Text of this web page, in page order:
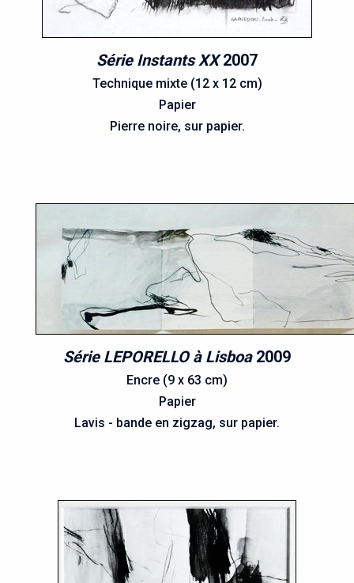
Série Instants XX2007
Technique mixte (12 x 12 cm)
Papier
Pierre noire, sur papier.
Série LEPORELLO à Lisboa2009
Encre (9 x 63 cm)
Papier
Lavis - bande en zigzag, sur papier.